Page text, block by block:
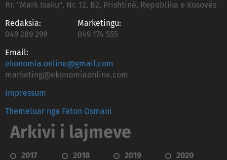
Rr. "Mark Isaku", Nr. 12, B2, Prishtinë, Republika e Kosovës
Redaksia:
049 289 299
Marketingu:
049 174 555
Email:
ekonomia.online@gmail.com
marketing@ekonomiaonline.com
Impressum
Themeluar nga Faton Osmani
Arkivi i lajmeve
2017 2018 2019
2020